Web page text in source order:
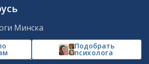
Подобрать
психолога
Минска
Гомеля
Витебска